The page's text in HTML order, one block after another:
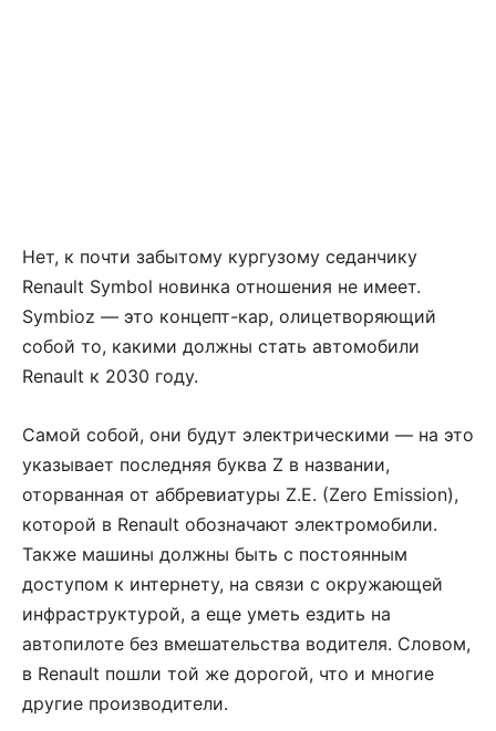
Нет, к почти забытому кургузому седанчику
Renault Symbol новинка отношения не имеет.
Symbioz — это концепт-кар, олицетворяющий
собой то, какими должны стать автомобили
Renault к 2030 году.
Самой собой, они будут электрическими — на это
указывает последняя буква Z в названии,
оторванная от аббревиатуры Z.E. (Zero Emission),
которой в Renault обозначают электромобили.
Также машины должны быть с постоянным
доступом к интернету, на связи с окружающей
инфраструктурой, а еще уметь ездить на
автопилоте без вмешательства водителя. Словом,
в Renault пошли той же дорогой, что и многие
другие производители.